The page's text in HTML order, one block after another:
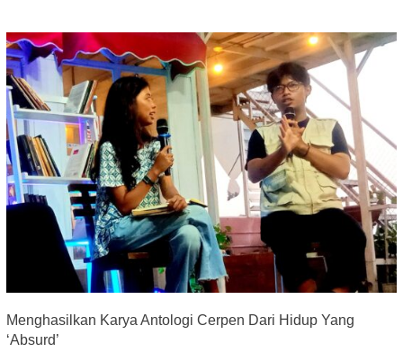
Menghasilkan Karya Antologi Cerpen Dari Hidup Yang
‘Absurd’